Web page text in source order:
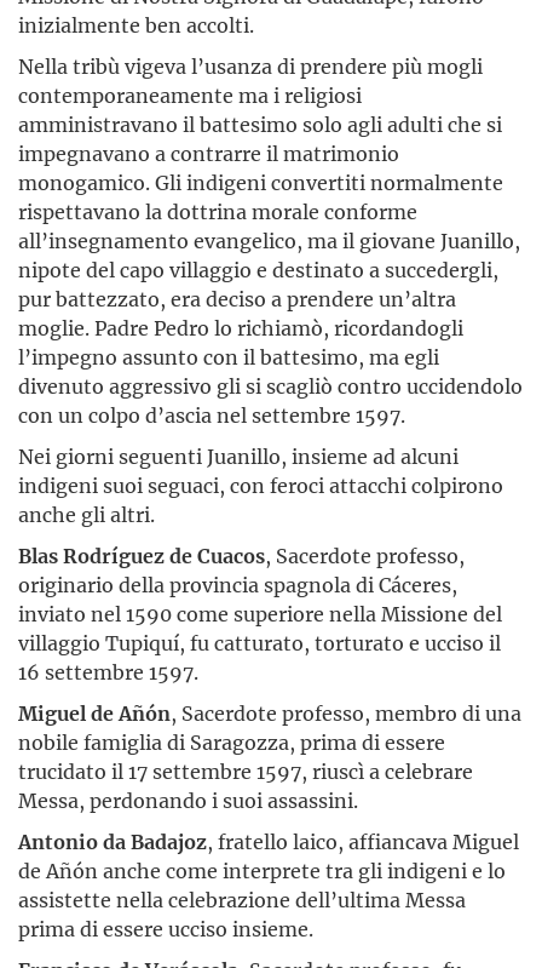
inizialmente ben accolti.
Nella tribù vigeva l’usanza di prendere più mogli
contemporaneamente ma i religiosi
amministravano il battesimo solo agli adulti che si
impegnavano a contrarre il matrimonio
monogamico. Gli indigeni convertiti normalmente
rispettavano la dottrina morale conforme
all’insegnamento evangelico, ma il giovane Juanillo,
nipote del capo villaggio e destinato a succedergli,
pur battezzato, era deciso a prendere un’altra
moglie. Padre Pedro lo richiamò, ricordandogli
l’impegno assunto con il battesimo, ma egli
divenuto aggressivo gli si scagliò contro uccidendolo
con un colpo d’ascia nel settembre 1597.
Nei giorni seguenti Juanillo, insieme ad alcuni
indigeni suoi seguaci, con feroci attacchi colpirono
anche gli altri.
Blas Rodríguez de Cuacos, Sacerdote professo,
originario della provincia spagnola di Cáceres,
inviato nel 1590 come superiore nella Missione del
villaggio Tupiquí, fu catturato, torturato e ucciso il
16 settembre 1597.
Miguel de Añón, Sacerdote professo, membro di una
nobile famiglia di Saragozza, prima di essere
trucidato il 17 settembre 1597, riuscì a celebrare
Messa, perdonando i suoi assassini.
Antonio da Badajoz, fratello laico, affiancava Miguel
de Añón anche come interprete tra gli indigeni e lo
assistette nella celebrazione dell’ultima Messa
prima di essere ucciso insieme.